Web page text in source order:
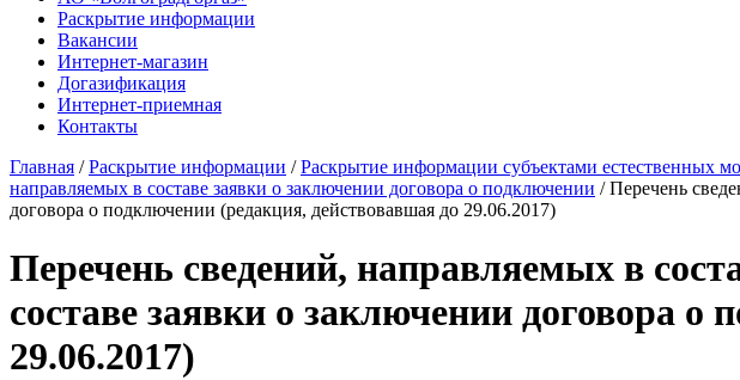
Раскрытие информации
Вакансии
Интернет-магазин
Догазификация
Интернет-приемная
Контакты
Главная /Раскрытие информации /Раскрытие информации субъектами естественных
направляемых в составе заявки о заключении договора о подключении / Перечень
договора о подключении (редакция, действовавшая до 29.06.2017)
Перечень сведений, направляемых в
составе заявки о заключении договора
29.06.2017)